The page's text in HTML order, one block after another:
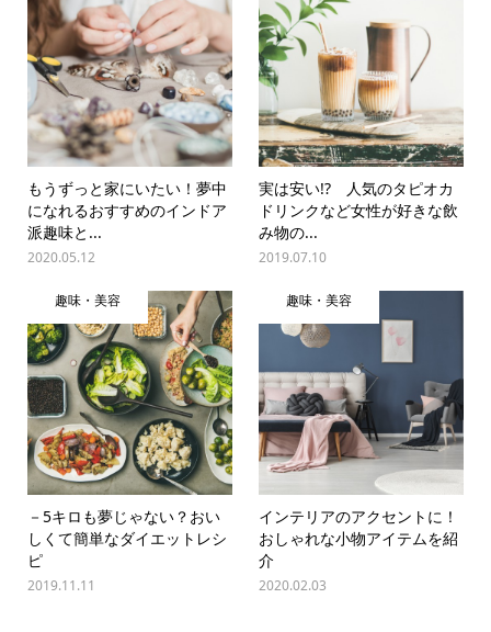
もうずっと家にいたい！夢中
になれるおすすめのインドア
派趣味と...
2020.05.12
実は安い!? 人気のタピオカ
ドリンクなど女性が好きな飲
み物の...
2019.07.10
趣味・美容
－5キロも夢じゃない？おい
しくて簡単なダイエットレシ
ピ
2019.11.11
趣味・美容
インテリアのアクセントに！
おしゃれな小物アイテムを紹
介
2020.02.03